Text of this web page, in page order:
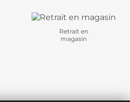
Retrait en
magasin